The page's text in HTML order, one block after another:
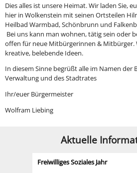
Dies alles ist unsere Heimat. Wir laden Sie,
hier in Wolkenstein mit seinen Ortsteilen
Heilbad Warmbad, Schönbrunn und
Bei uns kann man wohnen, tätig sein oder
offen für neue Mitbürgerinnen & Mitbürger.
kreative, belebende Ideen.
In diesem Sinne begrüßt alle im Namen der
Verwaltung und des Stadtrates
Ihr/euer Bürgermeister
Wolfram Liebing
Aktuelle
Freiwilliges Soziales Jahr